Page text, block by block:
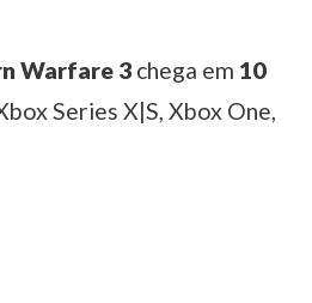
Warfare 3 chega em 10
Series X|S, Xbox One,